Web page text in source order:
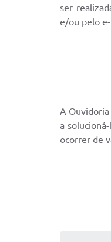
ser
e/ou pelo
A
a
ocorrer de